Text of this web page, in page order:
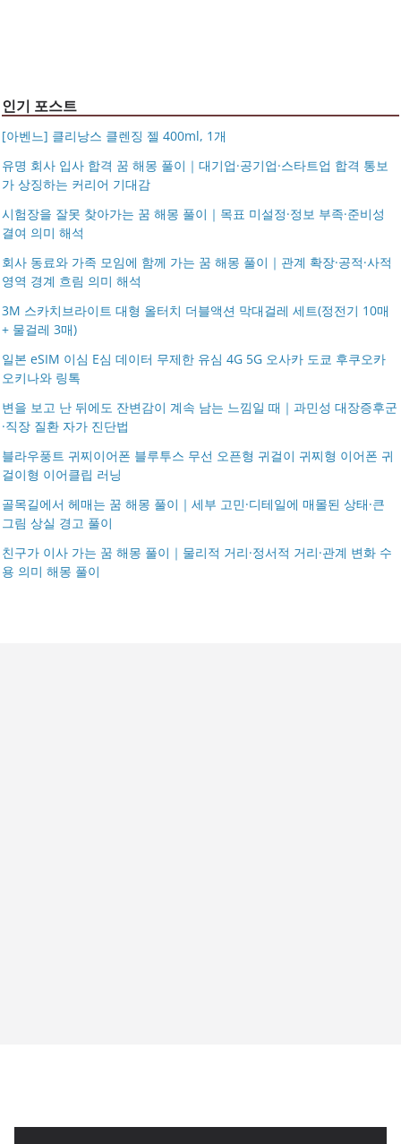
인기 포스트
[아벤느] 클리낭스 클렌징 젤 400ml, 1개
유명 회사 입사 합격 꿈 해몽 풀이｜대기업·공기업·스타트업 합격 통보
가 상징하는 커리어 기대감
시험장을 잘못 찾아가는 꿈 해몽 풀이｜목표 미설정·정보 부족·준비성
결여 의미 해석
회사 동료와 가족 모임에 함께 가는 꿈 해몽 풀이｜관계 확장·공적·사적
영역 경계 흐림 의미 해석
3M 스카치브라이트 대형 올터치 더블액션 막대걸레 세트(정전기 10매
+ 물걸레 3매)
일본 eSIM 이심 E심 데이터 무제한 유심 4G 5G 오사카 도쿄 후쿠오카
오키나와 링톡
변을 보고 난 뒤에도 잔변감이 계속 남는 느낌일 때｜과민성 대장증후군
·직장 질환 자가 진단법
블라우풍트 귀찌이어폰 블루투스 무선 오픈형 귀걸이 귀찌형 이어폰 귀
걸이형 이어클립 러닝
골목길에서 헤매는 꿈 해몽 풀이｜세부 고민·디테일에 매몰된 상태·큰
그림 상실 경고 풀이
친구가 이사 가는 꿈 해몽 풀이｜물리적 거리·정서적 거리·관계 변화 수
용 의미 해몽 풀이